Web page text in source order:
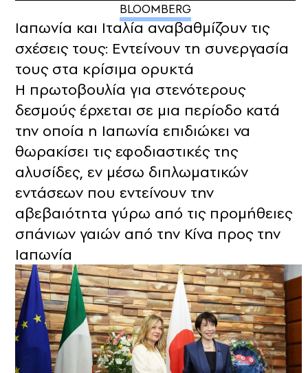
BLOOMBERG
Ιαπωνία και Ιταλία αναβαθμίζουν τις
σχέσεις τους: Εντείνουν τη συνεργασία
τους στα κρίσιμα ορυκτά
Η πρωτοβουλία για στενότερους
δεσμούς έρχεται σε μια περίοδο κατά
την οποία η Ιαπωνία επιδιώκει να
θωρακίσει τις εφοδιαστικές της
αλυσίδες, εν μέσω διπλωματικών
εντάσεων που εντείνουν την
αβεβαιότητα γύρω από τις προμήθειες
σπάνιων γαιών από την Κίνα προς την
Ιαπωνία